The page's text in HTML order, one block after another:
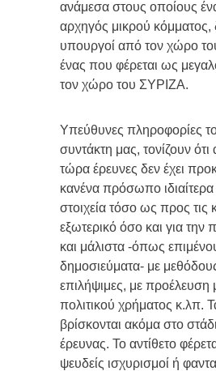
ανάμεσα στους οποίους
αρχηγός μικρού
υπουργοί από τον χώρο
ένας που φέρεται ως
τον χώρο του ΣΥΡΙΖΑ.
Υπεύθυνες πληροφορίες
συντάκτη μας, τονίζουν ότι
τώρα έρευνες δεν έχει
κανένα πρόσωπο ιδιαίτερα
στοιχεία τόσο ως προς τις
εξωτερικό όσο και για την
και μάλιστα -όπως
δημοσιεύματα- με
επιλήψιμες, με προέλευση
πολιτικού χρήματος κ.λπ.
βρίσκονται ακόμα στο
έρευνας. Το αντίθετο
ψευδείς ισχυρισμοί ή